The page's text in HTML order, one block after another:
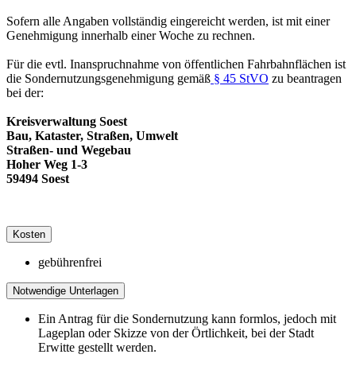
Sofern alle Angaben vollständig eingereicht werden, ist mit einer
Genehmigung innerhalb einer Woche zu rechnen.
Für die evtl. Inanspruchnahme von öffentlichen Fahrbahnflächen ist
die Sondernutzungs­genehmigung gemäß § 45 StVO zu beantragen
bei der:
Kreisverwaltung Soest
Bau, Kataster, Straßen, Umwelt
Straßen- und Wegebau
Hoher Weg 1-3
59494 Soest
Kosten
gebührenfrei
Notwendige Unterlagen
Ein Antrag für die Sondernutzung kann formlos, jedoch mit
Lageplan oder Skizze von der Örtlichkeit, bei der Stadt
Erwitte gestellt werden.